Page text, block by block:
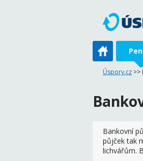
Úspory.cz >>
Bankovní
půjček tak
lichvářům.